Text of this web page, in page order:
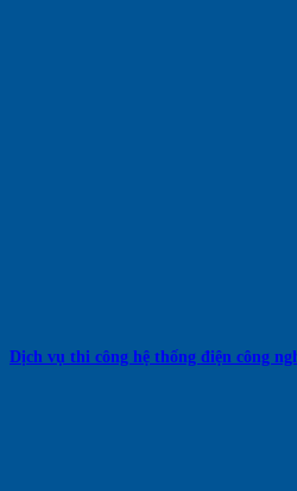
Dịch vụ thi công hệ thống điện công